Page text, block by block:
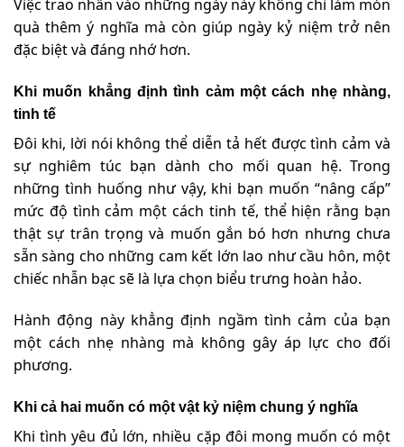
Việc trao nhẫn vào những ngày này không chỉ làm món
quà thêm ý nghĩa mà còn giúp ngày kỷ niệm trở nên
đặc biệt và đáng nhớ hơn.
Khi muốn khẳng định tình cảm một cách nhẹ nhàng,
tinh tế
Đôi khi, lời nói không thể diễn tả hết được tình cảm và
sự nghiêm túc bạn dành cho mối quan hệ. Trong
những tình huống như vậy, khi bạn muốn “nâng cấp”
mức độ tình cảm một cách tinh tế, thể hiện rằng bạn
thật sự trân trọng và muốn gắn bó hơn nhưng chưa
sẵn sàng cho những cam kết lớn lao như cầu hôn, một
chiếc nhẫn bạc sẽ là lựa chọn biểu trưng hoàn hảo.
Hành động này khẳng định ngầm tình cảm của bạn
một cách nhẹ nhàng mà không gây áp lực cho đối
phương.
Khi cả hai muốn có một vật kỷ niệm chung ý nghĩa
Khi tình yêu đủ lớn, nhiều cặp đôi mong muốn có một